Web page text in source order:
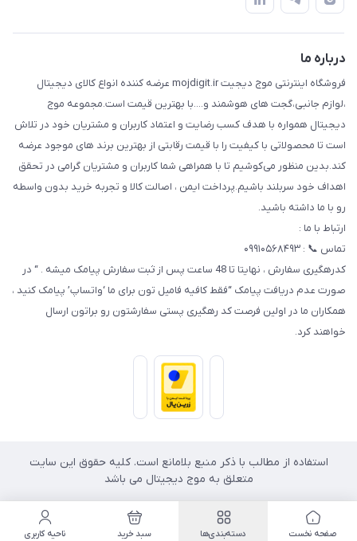
درباره ما
تماس با ما
حریم خصوصی
درباره ما
فروشگاه اینترنتی موج دیجیت mojdigit.ir عرضه کننده انواع کالای دیجیتال
،لوازم جانبی،گجت های هوشمند و....با بهترین قیمت است.مجموعه موج
دیجیتال همواره با هدف کسب رضایت و اعتماد کاربران و مشتریان خود در تلاش
است تا محصولاتی با کیفیت را با قیمت رقابتی از بهترین برند های موجود عرضه
کند.بدین منظور می‌کوشیم تا با همراهی شما کاربران و مشتریان گرامی در تحقق
اهداف خود سربلند باشیم.پرداخت ایمن ، اصالت کالا و تجربه خرید بدون واسطه
رو با ما داشته باشید.
ارتباط با ما :
تماس 📞 : ۰۹۹۱۰۵۶۸۴۹۳
کدرهگیری سفارش ، نهایتا تا 48 ساعت پس از ثبت سفارش پیامک میشه . “ در
صورت عدم دریافت پیامک “فقط کافیه فامیل تون برای ما ‘واتساپ’ پیامک کنید ،
همکاران ما در اولین فرصت کد رهگیری پستی سفارشتون رو براتون ارسال
خواهند کرد.
استفاده از مطالب با ذکر منبع بلامانع است. کلیه حقوق این سایت
متعلق به موج دیجیتال می باشد
صفحه نخست دسته‌بندی‌ها سبد خرید ناحیه کاربری